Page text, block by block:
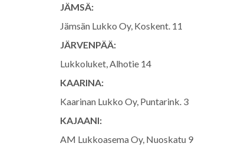
JÄMSÄ:
Jämsän Lukko Oy, Koskent. 11
JÄRVENPÄÄ:
Lukkoluket, Alhotie 14
KAARINA:
Kaarinan Lukko Oy, Puntarink. 3
KAJAANI:
AM Lukkoasema Oy, Nuoskatu 9